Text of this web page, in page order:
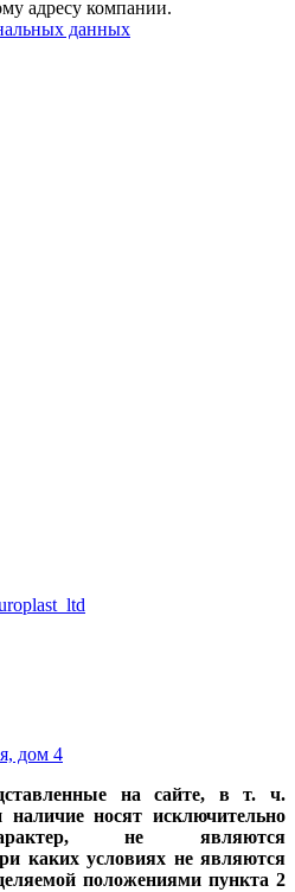
адресу компании.
данных
дом 4
на сайте, в т. ч.
носят исключительно
не являются
каких условиях не являются
положениями пункта 2